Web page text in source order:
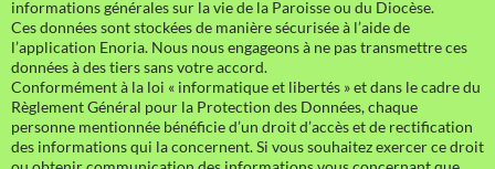
informations générales sur la vie de la Paroisse ou du Diocèse.
Ces données sont stockées de manière sécurisée à l’aide de
l’application Enoria. Nous nous engageons à ne pas transmettre ces
données à des tiers sans votre accord.
Conformément à la loi « informatique et libertés » et dans le cadre du
Règlement Général pour la Protection des Données, chaque
personne mentionnée bénéficie d’un droit d’accès et de rectification
des informations qui la concernent. Si vous souhaitez exercer ce droit